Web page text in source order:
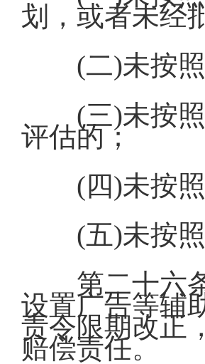
划，或者未经
(二)未按
(三)未按
评估的；
(四)未按
(五)未按
第二十六
设置广告等辅
责令限期改正
赔偿责任。